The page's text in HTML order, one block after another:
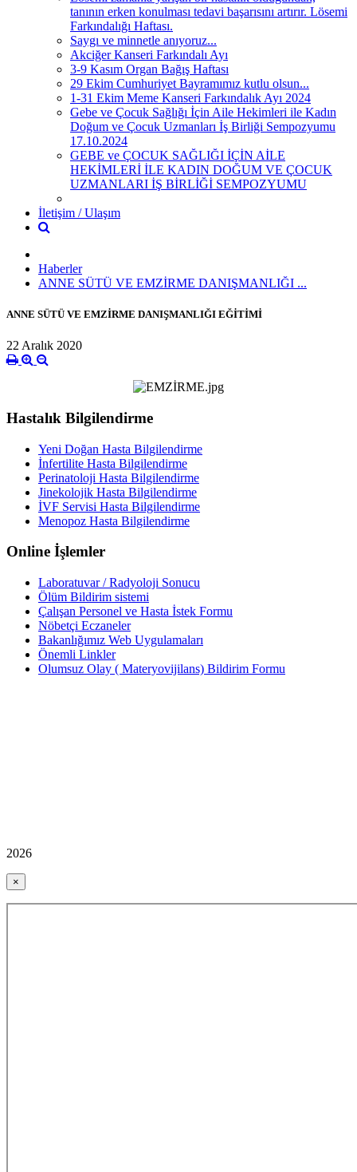
tanının erken konulması tedavi başarısını artırır. Lösemi
Farkındalığı Haftası.
Saygı ve minnetle anıyoruz...
Akciğer Kanseri Farkındalı Ayı
3-9 Kasım Organ Bağış Haftası
29 Ekim Cumhuriyet Bayramımız kutlu olsun...
1-31 Ekim Meme Kanseri Farkındalık Ayı 2024
Gebe ve Çocuk Sağlığı İçin Aile Hekimleri ile Kadın
Doğum ve Çocuk Uzmanları İş Birliği Sempozyumu
17.10.2024
GEBE ve ÇOCUK SAĞLIĞI İÇİN AİLE
HEKİMLERİ İLE KADIN DOĞUM VE ÇOCUK
UZMANLARI İŞ BİRLİĞİ SEMPOZYUMU
İletişim / Ulaşım
Haberler
ANNE SÜTÜ VE EMZİRME DANIŞMANLIĞI ...
ANNE SÜTÜ VE EMZİRME DANIŞMANLIĞI EĞİTİMİ
22 Aralık 2020
Hastalık Bilgilendirme
Yeni Doğan Hasta Bilgilendirme
İnfertilite Hasta Bilgilendirme
Perinatoloji Hasta Bilgilendirme
Jinekolojik Hasta Bilgilendirme
İVF Servisi Hasta Bilgilendirme
Menopoz Hasta Bilgilendirme
Online İşlemler
Laboratuvar / Radyoloji Sonucu
Ölüm Bildirim sistemi
Çalışan Personel ve Hasta İstek Formu
Nöbetçi Eczaneler
Bakanlığımız Web Uygulamaları
Önemli Linkler
Olumsuz Olay ( Materyovijilans) Bildirim Formu
2026
×